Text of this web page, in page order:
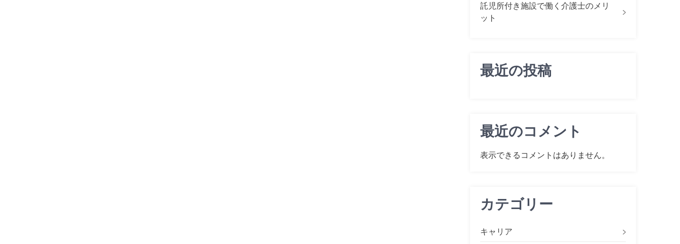
託児所付き施設で働く介護士のメリ
ット
最近の投稿
最近のコメント
表示できるコメントはありません。
カテゴリー
キャリア